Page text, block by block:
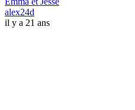
alex24d
il y a 21 ans